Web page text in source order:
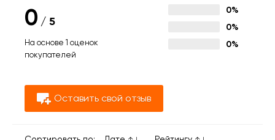
0 / 5
На основе 1 оценок
покупателей
0%
0%
0%
Оставить свой отзыв